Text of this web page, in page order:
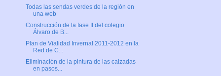
Todas las sendas verdes de la región en
una web
Construcción de la fase II del colegio
Álvaro de B...
Plan de Vialidad Invernal 2011-2012 en la
Red de C...
Eliminación de la pintura de las calzadas
en pasos...